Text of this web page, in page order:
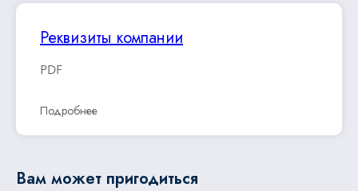
Реквизиты компании
PDF
Подробнее
Вам может пригодиться